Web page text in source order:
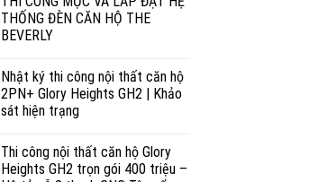
THỐNG ĐÈN CĂN HỘ THE
BEVERLY
Nhật ký thi công nội thất căn hộ
2PN+ Glory Heights GH2 | Khảo
sát hiện trạng
Thi công nội thất căn hộ Glory
Heights GH2 trọn gói 400 triệu –